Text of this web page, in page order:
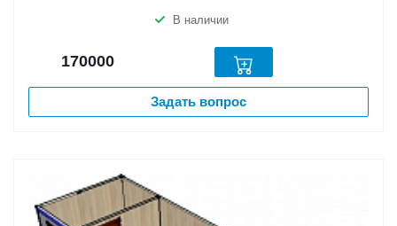
В наличии
170000
Задать вопрос